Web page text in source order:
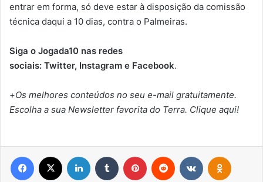
entrar em forma, só deve estar à disposição da comissão
técnica daqui a 10 dias, contra o Palmeiras.
Siga o Jogada10 nas redes
sociais: Twitter, Instagram e Facebook.
+Os melhores conteúdos no seu e-mail gratuitamente.
Escolha a sua Newsletter favorita do Terra. Clique aqui!
Facebook Linkedin Tumblr Pinterest Reddit